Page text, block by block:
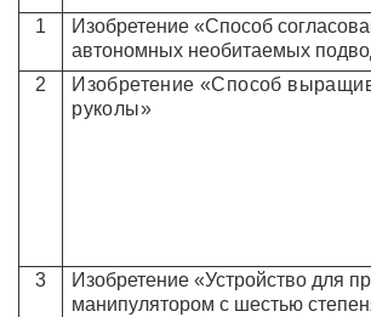
1
Изобретение «Способ
автономных необитаемых
2
Изобретение «Способ
руколы»
3
Изобретение «Устройство для
манипулятором с шестью